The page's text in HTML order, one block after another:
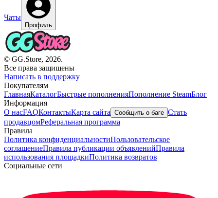
Чаты
Профиль
© GG.Store, 2026.
Все права защищены
Написать в поддержку
Покупателям
ГлавнаяКаталогБыстрые пополненияПополнение SteamБлог
Информация
О насFAQКонтактыКарта сайта Сообщить о баге Стать
продавцомРеферальная программа
Правила
Политика конфиденциальностиПользовательское
соглашениеПравила публикации объявленийПравила
использования площадкиПолитика возвратов
Социальные сети